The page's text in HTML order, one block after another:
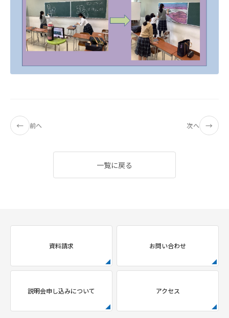
← 前へ 次へ →
一覧に戻る
資料請求 お問い合わせ
説明会申し込みについて アクセス